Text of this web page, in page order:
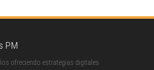
PM
ofreciendo estrategias digitales